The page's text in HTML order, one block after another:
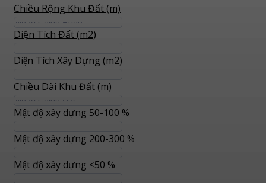
Chiều Rộng Khu Đất (m)
Diện Tích Đất (m2)
Diện Tích Xây Dựng (m2)
Chiều Dài Khu Đất (m)
Mật độ xây dựng 50-100 %
Mật độ xây dựng 200-300 %
Mật độ xây dựng <50 %